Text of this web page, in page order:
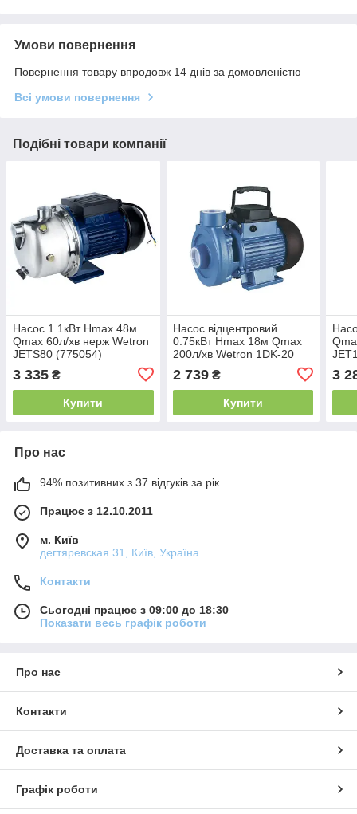
Умови повернення
Повернення товару впродовж 14 днів за домовленістю
Всі умови повернення
Подібні товари компанії
Насос 1.1кВт Hmax 48м
Qmax 60л/хв нерж Wetron
JETS80 (775054)
3 335 ₴
Купити
Насос відцентровий
0.75кВт Hmax 18м Qmax
200л/хв Wetron 1DK-20
2 739₴
Купити
3
Про нас
94% позитивних з 37 відгуків за рік
Працює з 12.10.2011
м. Київ
дегтяревская 31, Київ, Україна
Контакти
Сьогодні працює з 09:00 до 18:30
Показати весь графік роботи
Про нас
Контакти
Доставка та оплата
Графік роботи